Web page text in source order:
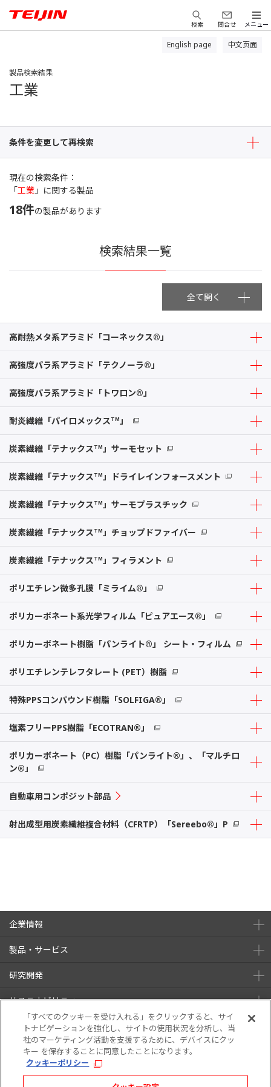
検索 問合せ メニュー
English page 中文页面
製品検索結果
工業
条件を変更して再検索
現在の検索条件
「工業 」に関する製品
18件の製品があります
検索結果一覧
全て開く
高耐熱メタ系アラミド「コーネックス®」
高強度パラ系アラミド「テクノーラ®」
高強度パラ系アラミド「トワロン®」
耐炎繊維「パイロメックスTM」
炭素繊維「テナックスTM」サーモセット
炭素繊維「テナックスTM」ドライレインフォースメント
炭素繊維「テナックスTM」サーモプラスチック
炭素繊維「テナックスTM」チョップドファイバー
炭素繊維「テナックスTM」フィラメント
ポリエチレン微多孔膜「ミライム®」
ポリカーボネート系光学フィルム「ピュアエース®」
ポリカーボネート樹脂「パンライト®」 シート・フィルム
ポリエチレンテレフタレート (PET）樹脂
特殊PPSコンパウンド樹脂「SOLFIGA®」
塩素フリーPPS樹脂「ECOTRAN®」
ポリカーボネート（PC）樹脂「パンライト®」、「マルチロ
ン®」
自動車用コンポジット部品
射出成型用炭素繊維複合材料（CFRTP）「Sereebo®」P
企業情報
製品・サービス
研究開発
サステナビリティ
株主・投資家情報
ニュース 採用情報
「すべてのクッキーを受け入れる」をクリックすると、サイ
トナビゲーションを強化し、サイトの使用状況を分析し、当
社のマーケティング活動を支援するために、デバイスにクッ
キー を保存することに同意したことになります。
クッキーポリシー